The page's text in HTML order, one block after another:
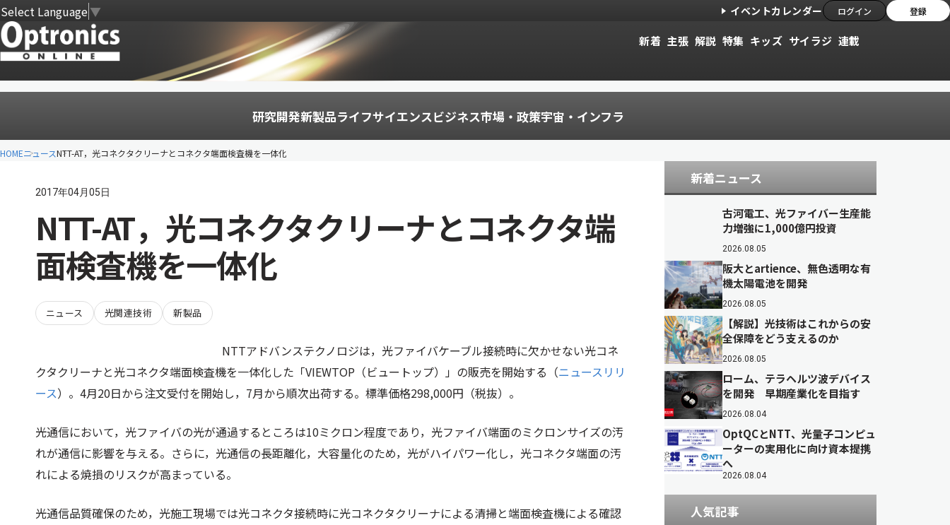
Select Language▼ イベントカレンダー ログイン 登録
新着 主張 解説 特集 キッズ サイラジ 連載
研究開発新製品ライフサイエンスビジネス市場・政策宇宙・インフラ
HOMEニュースNTT-AT，光コネクタクリーナとコネクタ端面検査機を一体化
2017年04月05日
NTT-AT，光コネクタクリーナとコネクタ端
面検査機を一体化
ニュース 光関連技術 新製品
NTTアドバンステクノロジは，光ファイバケーブル接続時に欠かせない光コネ
クタクリーナと光コネクタ端面検査機を一体化した「VIEWTOP（ビュートップ）」の販売を開始する（ニュースリリ
ース）。4月20日から注文受付を開始し，7月から順次出荷する。標準価格298,000円（税抜）。
光通信において，光ファイバの光が通過するところは10ミクロン程度であり，光ファイバ端面のミクロンサイズの汚
れが通信に影響を与える。さらに，光通信の長距離化，大容量化のため，光がハイパワー化し，光コネクタ端面の汚
れによる焼損のリスクが高まっている。
光通信品質確保のため，光施工現場では光コネクタ接続時に光コネクタクリーナによる清掃と端面検査機による確認
新着ニュース
古河電工、光ファイバー生産能
力増強に1,000億円投資
2026.08.05
阪大とartience、無色透明な有
機太陽電池を開発
2026.08.05
【解説】光技術はこれからの安
全保障をどう支えるのか
2026.08.05
ローム、テラヘルツ波デバイス
を開発 早期産業化を目指す
2026.08.04
OptQCとNTT、光量子コンピュ
ーターの実用化に向け資本提携
へ
2026.08.04
人気記事